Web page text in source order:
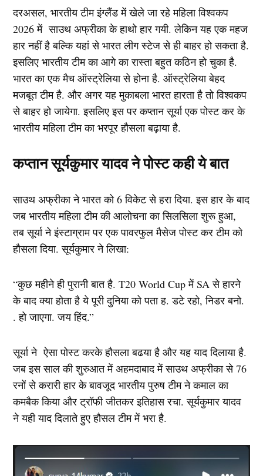
दरअसल, भारतीय टीम इंग्लैंड में खेले जा रहे महिला विश्वकप
2026 में साउथ अफ्रीका के हाथो हार गयी. लेकिन यह एक महज
हार नहीं है बल्कि यहां से भारत लीग स्टेज से ही बाहर हो सकता है.
इसलिए भारतीय टीम का आगे का रास्ता बहुत कठिन हो चुका है.
भारत का एक मैच ऑस्ट्रेलिया से होना है. ऑस्ट्रेलिया बेहद
मजबूत टीम है. और अगर यह मुकाबला भारत हारता है तो विश्वकप
से बाहर हो जायेगा. इसलिए इस पर कप्तान सूर्या एक पोस्ट कर के
भारतीय महिला टीम का भरपूर हौसला बढ़ाया है.
कप्तान सूर्यकुमार यादव ने पोस्ट कही ये बात
साउथ अफ्रीका ने भारत को 6 विकेट से हरा दिया. इस हार के बाद
जब भारतीय महिला टीम की आलोचना का सिलसिला शुरू हुआ,
तब सूर्या ने इंस्टाग्राम पर एक पावरफुल मैसेज पोस्ट कर टीम को
हौसला दिया. सूर्यकुमार ने लिखा:
“कुछ महीने ही पुरानी बात है. T20 World Cup में SA से हारने
के बाद क्या होता है ये पूरी दुनिया को पता ह. डटे रहो, निडर बनो.
. हो जाएगा. जय हिंद.”
सूर्या ने ऐसा पोस्ट करके हौसला बढया है और यह याद दिलाया है.
जब इस साल की शुरुआत में अहमदाबाद में साउथ अफ्रीका से 76
रनों से करारी हार के बावजूद भारतीय पुरुष टीम ने कमाल का
कमबैक किया और ट्रॉफी जीतकर इतिहास रचा. सूर्यकुमार यादव
ने यही याद दिलाते हुए हौसल टीम में भरा है.